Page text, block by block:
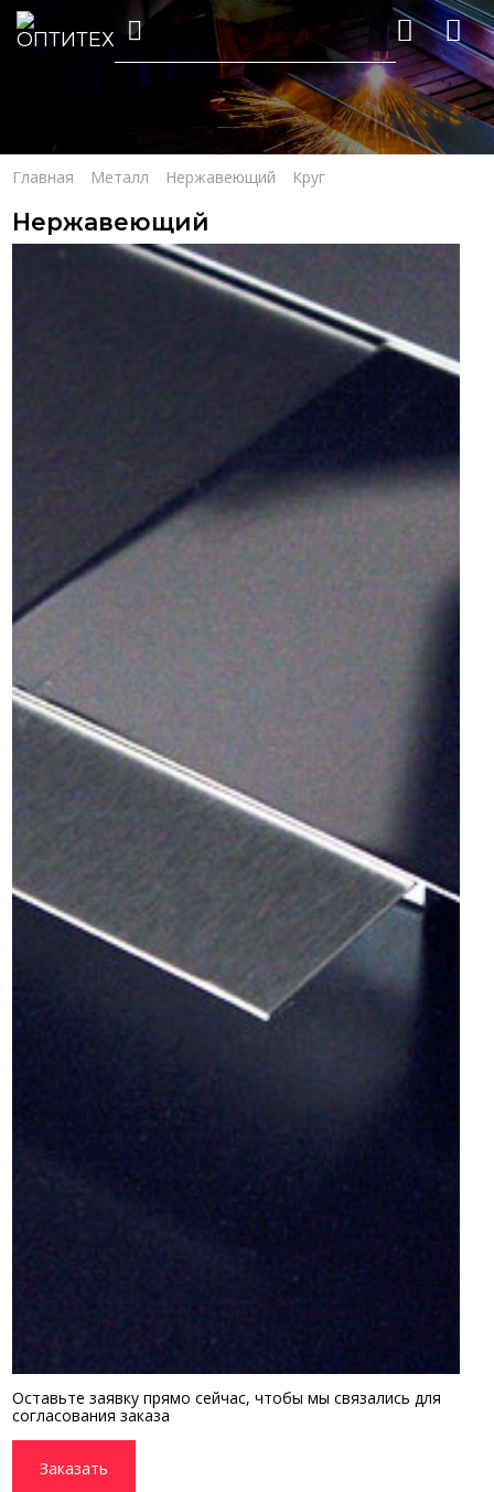
Главная Металл Нержавеющий Круг
Нержавеющий
Оставьте заявку прямо сейчас, чтобы мы связались для
согласования заказа
Заказать